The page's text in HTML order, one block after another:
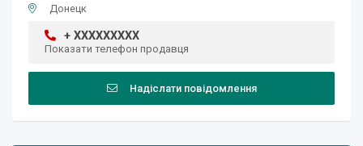
Донецк
+ XXXXXXXXX
Показати телефон продавця
Надіслати повідомлення